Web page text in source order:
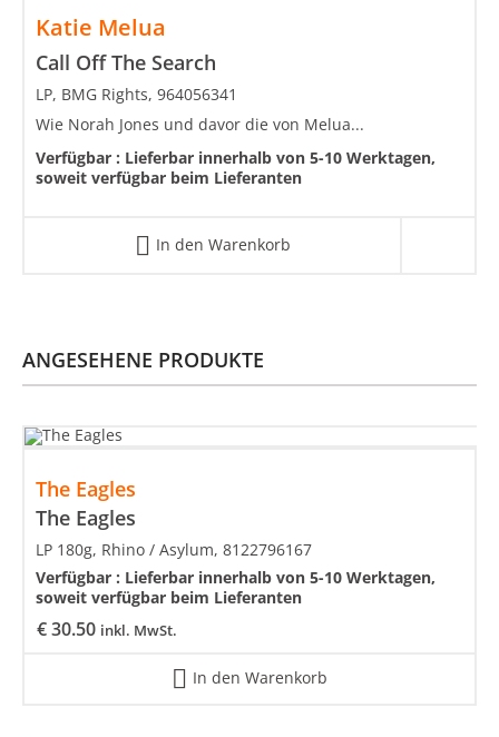
Katie Melua
Call Off The Search
LP, BMG Rights, 964056341
Wie Norah Jones und davor die von Melua...
Verfügbar : Lieferbar innerhalb von 5-10 Werktagen,
soweit verfügbar beim Lieferanten
In den Warenkorb
ANGESEHENE PRODUKTE
The Eagles
The Eagles
€30.50 inkl. MwSt.
LP 180g, Rhino / Asylum, 8122796167
Verfügbar : Lieferbar innerhalb von 5-10 Werktagen,
soweit verfügbar beim Lieferanten
In den Warenkorb